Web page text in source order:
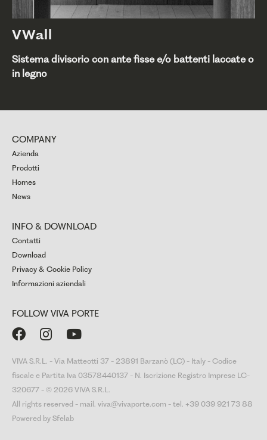
VWall
Sistema divisorio con ante fisse e/o battenti laccate o
in legno
COMPANY
Azienda
Prodotti
Homes
News
INFO & DOWNLOAD
Contatti
Download
Privacy & Cookie Policy
Informazioni aziendali
FOLLOW VIVA PORTE
  
VIVA S.R.L. - Via Matteotti 37 - 23891 Barzanò (LC) - Italy - Codice
fiscale e Partita Iva 03578440137 - N. Iscrizione Registro Imprese LC-
320677 - © 2026 VIVA S.R.L.
All rights reserved - mail. viva@vivaporte.com - tel. +39 039 921 73 88
Powered by Sfelab